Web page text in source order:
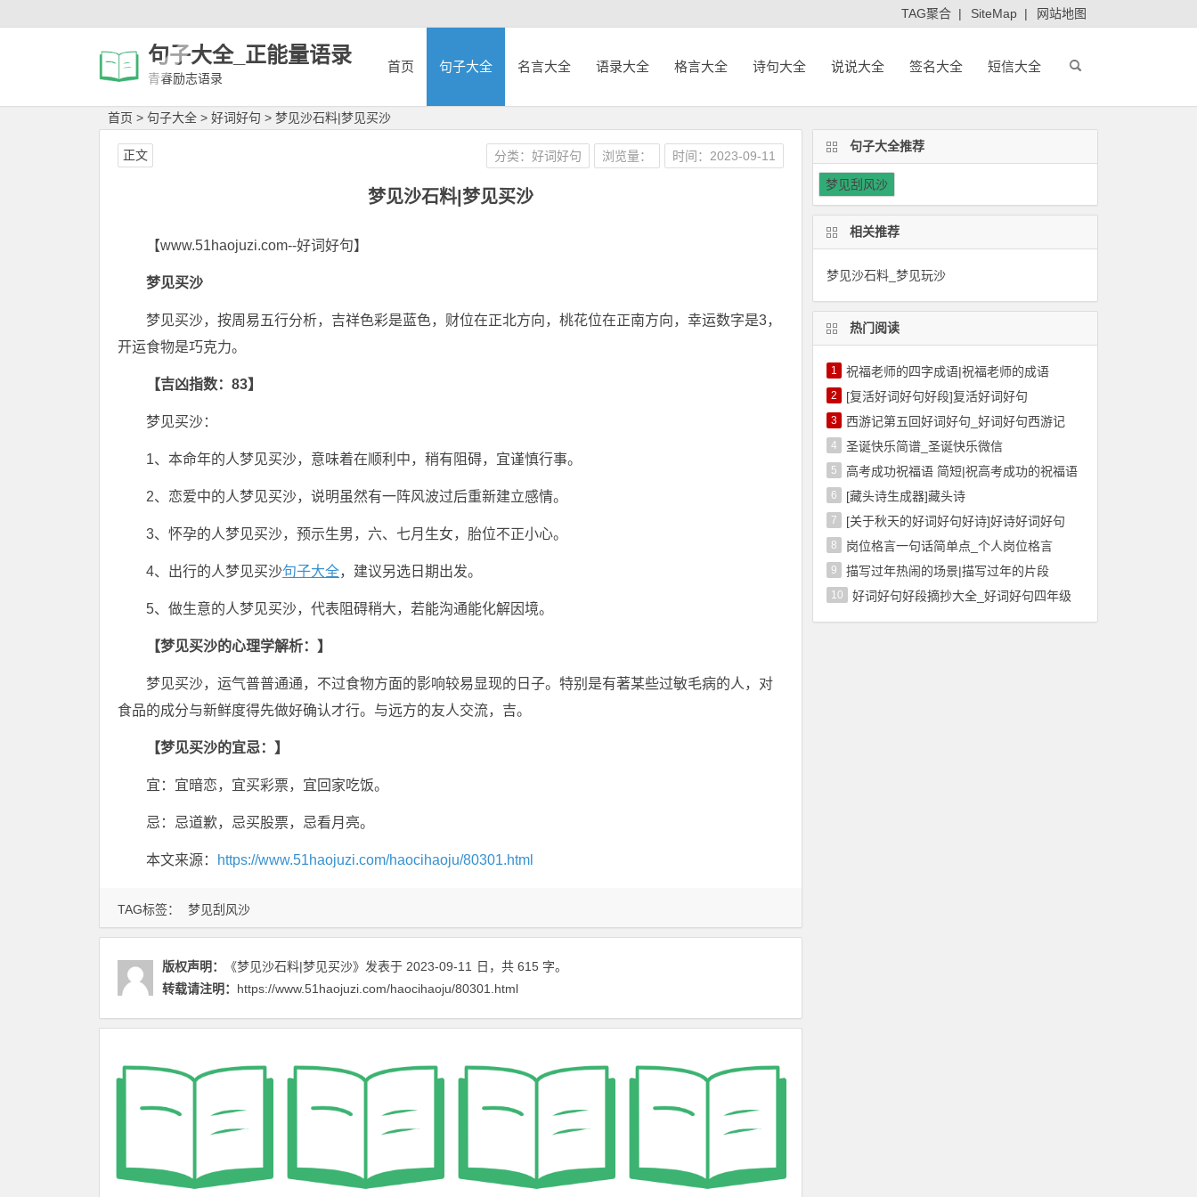
TAG聚合 | SiteMap | 网站地图
句子大全_正能量语录
青春励志语录
首页 句子大全 名言大全 语录大全 格言大全 诗句大全 说说大全 签名大全 短信大全
首页 > 句子大全 > 好词好句 > 梦见沙石料|梦见买沙
梦见沙石料|梦见买沙
分类：好词好句 浏览量： 时间：2023-09-11
正文
TAG标签： 梦见刮风沙
【www.51haojuzi.com--好词好句】
梦见买沙
梦见买沙，按周易五行分析，吉祥色彩是蓝色，财位在正北方向，桃花位在正南方向，幸运数字是3，
开运食物是巧克力。
【吉凶指数：83】
梦见买沙：
1、本命年的人梦见买沙，意味着在顺利中，稍有阻碍，宜谨慎行事。
2、恋爱中的人梦见买沙，说明虽然有一阵风波过后重新建立感情。
3、怀孕的人梦见买沙，预示生男，六、七月生女，胎位不正小心。
4、出行的人梦见买沙句子大全，建议另选日期出发。
5、做生意的人梦见买沙，代表阻碍稍大，若能沟通能化解因境。
【梦见买沙的心理学解析：】
梦见买沙，运气普普通通，不过食物方面的影响较易显现的日子。特别是有著某些过敏毛病的人，对
食品的成分与新鲜度得先做好确认才行。与远方的友人交流，吉。
【梦见买沙的宜忌：】
宜：宜暗恋，宜买彩票，宜回家吃饭。
忌：忌道歉，忌买股票，忌看月亮。
本文来源： https://www.51haojuzi.com/haocihaoju/80301.html
版权声明： 《梦见沙石料|梦见买沙》 发表于 2023-09-11 日 ，共 615 字。
转载请注明： https://www.51haojuzi.com/haocihaoju/80301.html
句子大全推荐
梦见刮风沙
相关推荐
梦见沙石料_梦见玩沙
热门阅读
1 祝福老师的四字成语|祝福老师的成语
2 [复活好词好句好段]复活好词好句
3 西游记第五回好词好句_好词好句西游记
4 圣诞快乐简谱_圣诞快乐微信
5 高考成功祝福语 简短|祝高考成功的祝福语
6 [藏头诗生成器]藏头诗
7 [关于秋天的好词好句好诗]好诗好词好句
8 岗位格言一句话简单点_个人岗位格言
9 描写过年热闹的场景|描写过年的片段
10 好词好句好段摘抄大全_好词好句四年级